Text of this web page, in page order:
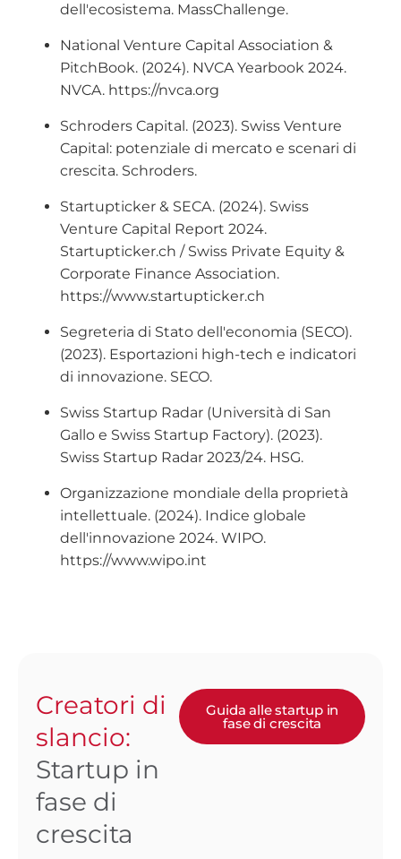
dell'ecosistema. MassChallenge.
National Venture Capital Association &
PitchBook. (2024). NVCA Yearbook 2024.
NVCA. https://nvca.org
Schroders Capital. (2023). Swiss Venture
Capital: potenziale di mercato e scenari di
crescita. Schroders.
Startupticker & SECA. (2024). Swiss
Venture Capital Report 2024.
Startupticker.ch / Swiss Private Equity &
Corporate Finance Association.
https://www.startupticker.ch
Segreteria di Stato dell'economia (SECO).
(2023). Esportazioni high-tech e indicatori
di innovazione. SECO.
Swiss Startup Radar (Università di San
Gallo e Swiss Startup Factory). (2023).
Swiss Startup Radar 2023/24. HSG.
Organizzazione mondiale della proprietà
intellettuale. (2024). Indice globale
dell'innovazione 2024. WIPO.
https://www.wipo.int
Creatori di
slancio:
Startup in
fase di
crescita
Guida alle startup in
fase di crescita